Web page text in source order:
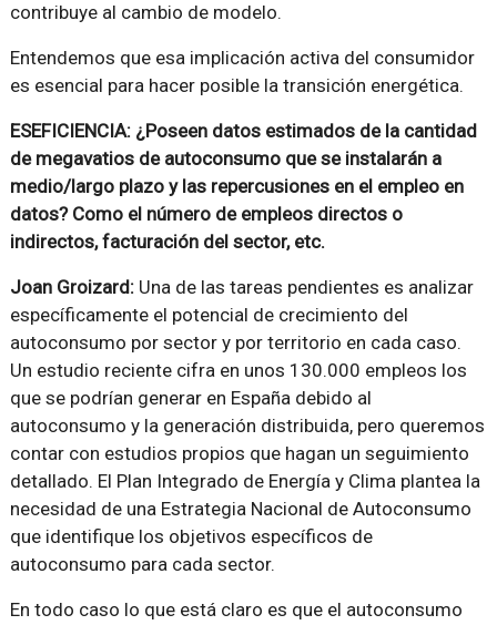
contribuye al cambio de modelo.
Entendemos que esa implicación activa del consumidor
es esencial para hacer posible la transición energética.
ESEFICIENCIA: ¿Poseen datos estimados de la cantidad
de megavatios de autoconsumo que se instalarán a
medio/largo plazo y las repercusiones en el empleo en
datos? Como el número de empleos directos o
indirectos, facturación del sector, etc.
Joan Groizard:Una de las tareas pendientes es analizar
específicamente el potencial de crecimiento del
autoconsumo por sector y por territorio en cada caso.
Un estudio reciente cifra en unos 130.000 empleos los
que se podrían generar en España debido al
autoconsumo y la generación distribuida, pero queremos
contar con estudios propios que hagan un seguimiento
detallado. El Plan Integrado de Energía y Clima plantea la
necesidad de una Estrategia Nacional de Autoconsumo
que identifique los objetivos específicos de
autoconsumo para cada sector.
En todo caso lo que está claro es que el autoconsumo